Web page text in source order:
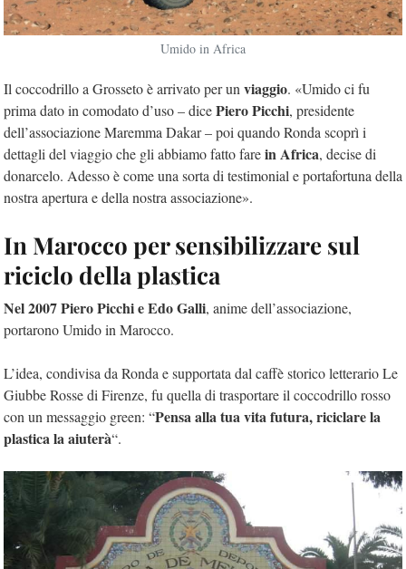
Umido in Africa
Il coccodrillo a Grosseto è arrivato per un viaggio. «Umido ci fu
prima dato in comodato d’uso – dicePiero Picchi, presidente
dell’associazione Maremma Dakar – poi quando Ronda scoprì i
dettagli del viaggio che gli abbiamo fatto farein Africa, decise di
donarcelo. Adesso è come una sorta di testimonial e portafortuna della
nostra apertura e della nostra associazione».
In Marocco per sensibilizzare sul
riciclo della plastica
Nel 2007 Piero Picchi e Edo Galli, anime dell’associazione,
portarono Umido in Marocco.
L’idea, condivisa da Ronda e supportata dal caffè storico letterario Le
Giubbe Rosse di Firenze, fu quella di trasportare il coccodrillo rosso
con un messaggio green: “Pensa alla tua vita futura, riciclare la
plastica la aiuterà“.